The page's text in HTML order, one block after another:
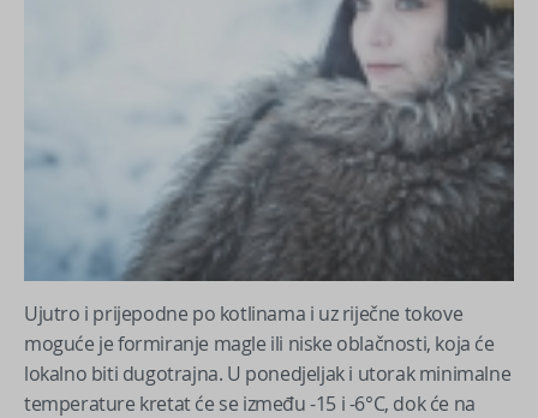
Ujutro i prijepodne po kotlinama i uz riječne tokove
moguće je formiranje magle ili niske oblačnosti, koja će
lokalno biti dugotrajna. U ponedjeljak i utorak minimalne
temperature kretat će se između -15 i -6°C, dok će na